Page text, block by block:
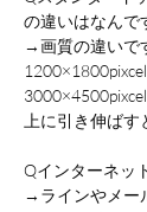
の違いはなんで
→画質の違いで
上に引き伸ばす
Qインターネッ
→ラインやメー